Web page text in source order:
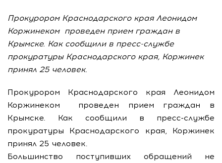
Прокурором Краснодарского края Леонидом
Коржинеком проведен прием граждан в
Крымске. Как сообщили в пресс-службе
прокуратуры Краснодарского края, Коржинек
принял 25 человек.
Прокурором Краснодарского края Леонидом
Коржинеком проведен прием граждан в
Крымске. Как сообщили в пресс-службе
прокуратуры Краснодарского края, Коржинек
принял 25 человек.
Большинство поступивших обращений не